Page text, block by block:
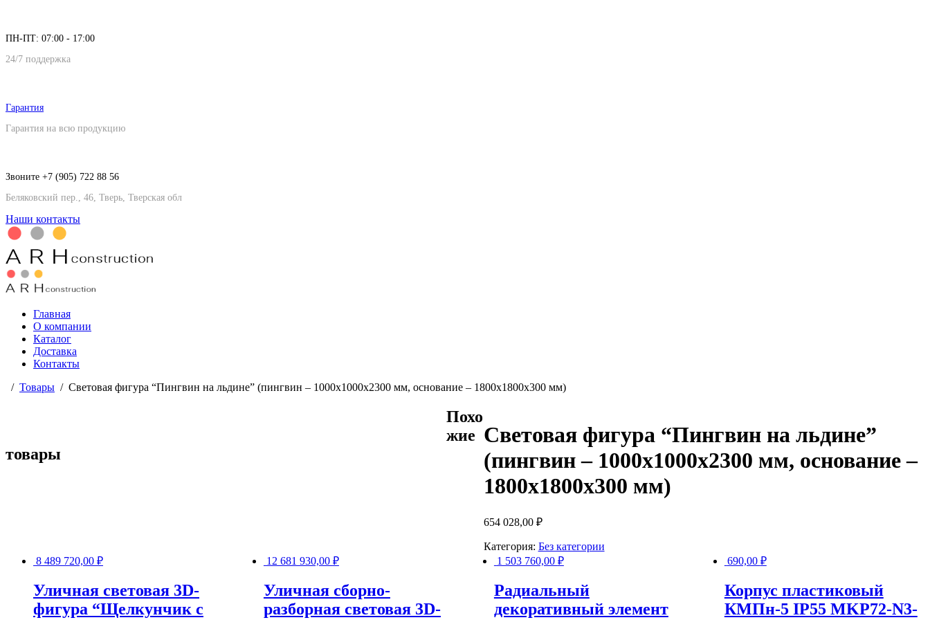
ПН-ПТ: 07:00 - 17:00
24/7 поддержка
Гарантия
Гарантия на всю продукцию
Звоните +7 (905) 722 88 56
Беляковский пер., 46, Тверь, Тверская обл
Наши контакты
Главная
О компании
Каталог
Доставка
Контакты
Товары
Световая фигура “Пингвин на льдине” (пингвин – 1000х1000х2300 мм, основание – 1800х1800х300 мм)
Световая фигура “Пингвин на льдине”
(пингвин – 1000х1000х2300 мм, основание –
1800х1800х300 мм)
654 028,00 ₽
Категория: Без категории
Похо
жие
товары
8 489 720,00 ₽
Уличная световая 3D-
фигура “Щелкунчик с
12 681 930,00 ₽
Уличная сборно-
разборная световая 3D-
1 503 760,00 ₽
Радиальный
декоративный элемент
690,00 ₽
Корпус пластиковый
КМПн-5 IP55 MKP72-N3-